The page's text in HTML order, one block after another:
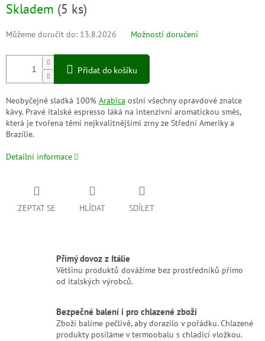
Skladem (5 ks)
Můžeme doručit do: 13.8.2026 Možnosti doručení
Přidat do košíku
Neobyčejně sladká 100% Arabica oslní všechny opravdové znalce
kávy. Pravé italské espresso láká na intenzivní aromatickou směs,
která je tvořena těmi nejkvalitnějšími zrny ze Střední Ameriky a
Brazílie.
Detailní informace
ZEPTAT SE HLÍDAT SDÍLET
Přímý dovoz z Itálie
Většinu produktů dovážíme bez prostředníků přímo
od italských výrobců.
Bezpečné balení i pro chlazené zboží
Zboží balíme pečlivě, aby dorazilo v pořádku. Chlazené
produkty posíláme v termoobalu s chladicí vložkou.